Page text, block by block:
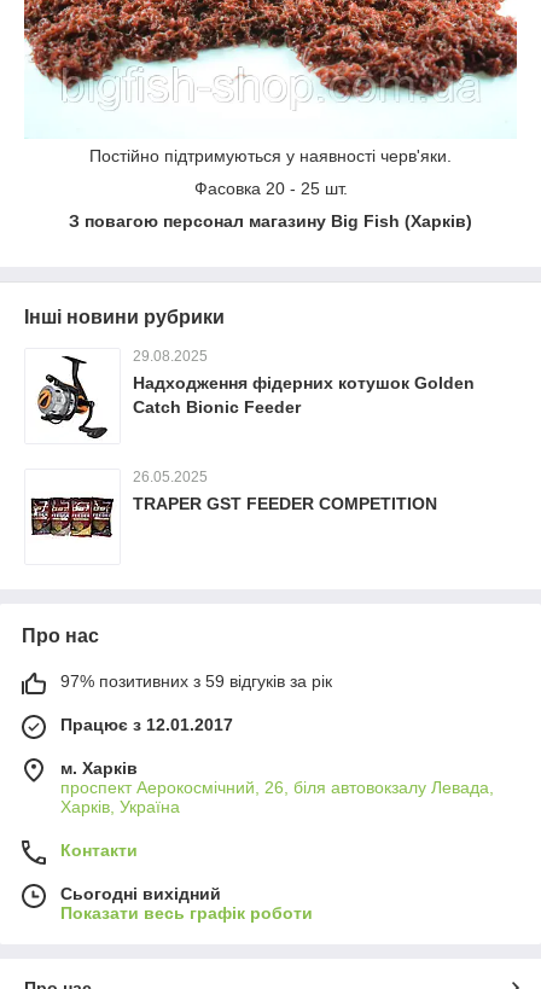
Постійно підтримуються у наявності черв'яки.
Фасовка 20 - 25 шт.
З повагою персонал магазину Big Fish (Харків)
Інші новини рубрики
29.08.2025
Надходження фідерних котушок Golden
Catch Bionic Feeder
26.05.2025
TRAPER GST FEEDER COMPETITION
Про нас
97% позитивних з 59 відгуків за рік
Працює з 12.01.2017
м. Харків
проспект Аерокосмічний, 26, біля автовокзалу Левада,
Харків, Україна
Контакти
Сьогодні вихідний
Показати весь графік роботи